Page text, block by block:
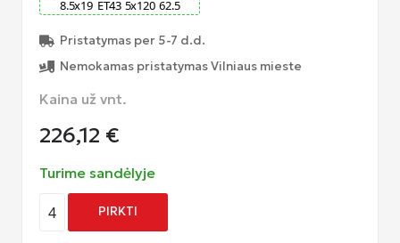
8.5x19 ET43 5x120 62.5
Pristatymas per 5-7 d.d.
Nemokamas pristatymas Vilniaus mieste
Kaina už vnt.
226,12 €
Turime sandėlyje
4 PIRKTI